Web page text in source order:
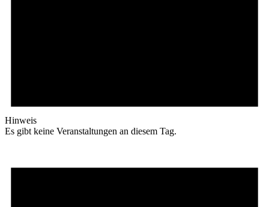
Hinweis
Es gibt keine Veranstaltungen an diesem Tag.